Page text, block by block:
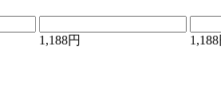
1,188円